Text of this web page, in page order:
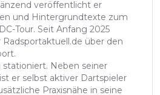
veröffentlicht er
und Hintergrundtexte zum
Tour. Seit Anfang 2025
über den
Neben seiner
er selbst aktiver Dartspieler
Praxisnähe in seine